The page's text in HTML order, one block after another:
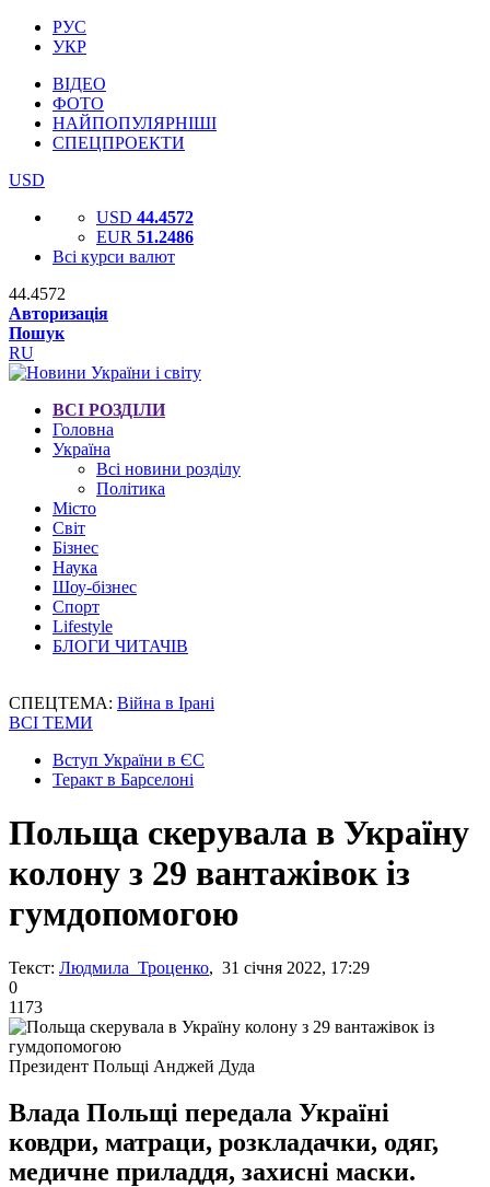
РУС
УКР
ВІДЕО
ФОТО
НАЙПОПУЛЯРНІШІ
СПЕЦПРОЕКТИ
USD
USD 44.4572
EUR 51.2486
Всі курси валют
44.4572
Авторизація
Пошук
RU
ВСІ РОЗДІЛИ
Головна
Україна
Всі новини розділу
Політика
Місто
Світ
Бізнес
Наука
Шоу-бізнес
Спорт
Lifestyle
БЛОГИ ЧИТАЧІВ
СПЕЦТЕМА: Війна в Ірані
ВСІ ТЕМИ
Вступ України в ЄС
Теракт в Барселоні
Польща скерувала в Україну
колону з 29 вантажівок із
гумдопомогою
Текст: Людмила Троценко, 31 січня 2022, 17:29
0
1173
Президент Польщі Анджей Дуда
Влада Польщі передала Україні
ковдри, матраци, розкладачки, одяг,
медичне приладдя, захисні маски.